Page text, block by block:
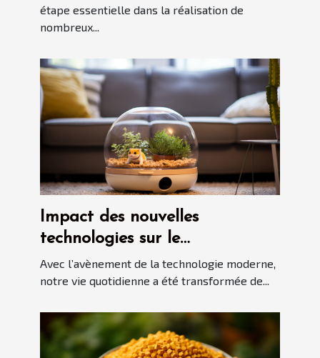
étape essentielle dans la réalisation de
nombreux...
Impact des nouvelles
technologies sur le
développement des robots
aspirateurs automatiques
Avec l’avènement de la technologie moderne,
notre vie quotidienne a été transformée de...